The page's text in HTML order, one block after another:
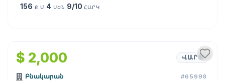
156 Ք.Մ. 4 ՍԵՆ. 9/10ՀԱՐԿ
$ 2,000 ՎԱՐՁ
Բնակարան #65998